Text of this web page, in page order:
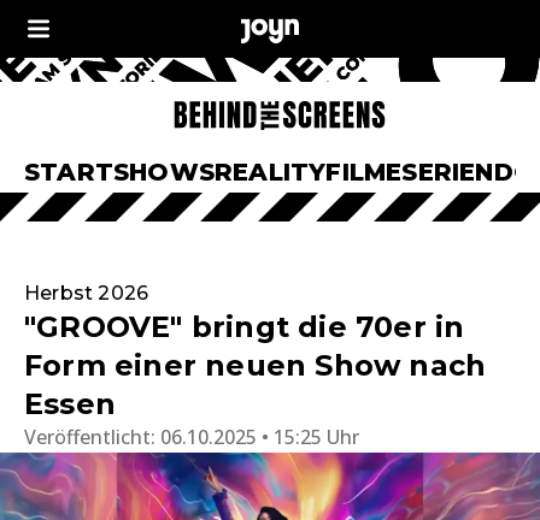
STARTSHOWSREALITYFILMESERIEN
Herbst 2026
"GROOVE" bringt die 70er in
Form einer neuen Show nach
Essen
Veröffentlicht: 06.10.2025 • 15:25 Uhr